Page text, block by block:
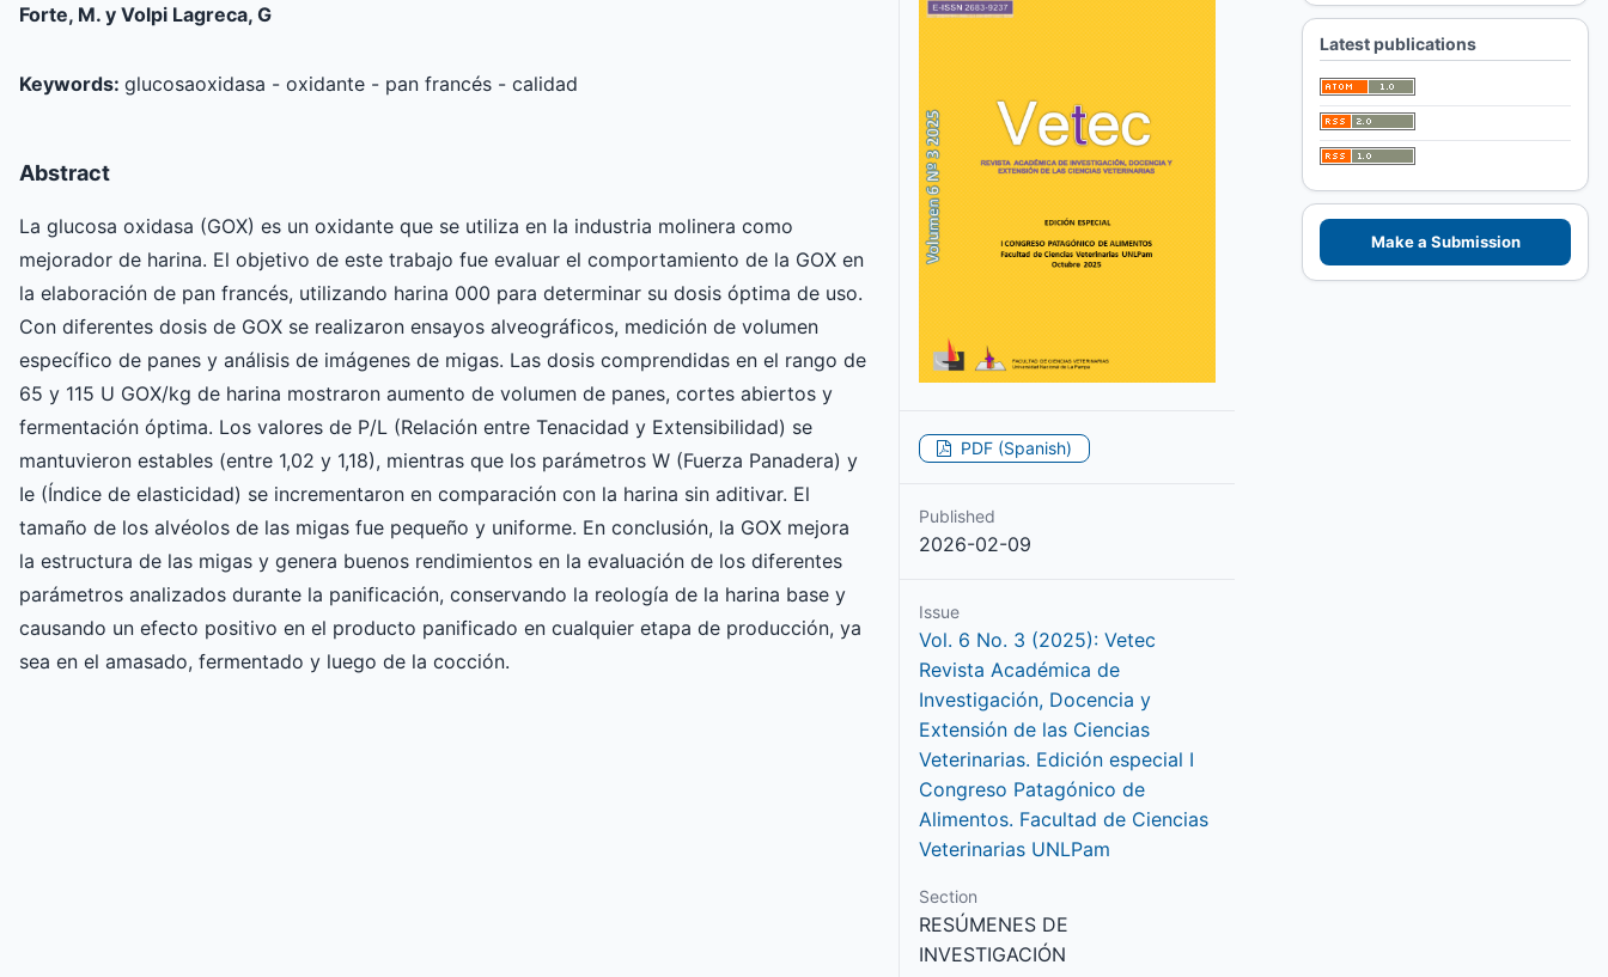
Forte, M. y Volpi Lagreca, G
Keywords: glucosaoxidasa - oxidante - pan francés - calidad
Abstract
La glucosa oxidasa (GOX) es un oxidante que se utiliza en la industria molinera como
mejorador de harina. El objetivo de este trabajo fue evaluar el comportamiento de la GOX en
la elaboración de pan francés, utilizando harina 000 para determinar su dosis óptima de uso.
Con diferentes dosis de GOX se realizaron ensayos alveográficos, medición de volumen
específico de panes y análisis de imágenes de migas. Las dosis comprendidas en el rango de
65 y 115 U GOX/kg de harina mostraron aumento de volumen de panes, cortes abiertos y
fermentación óptima. Los valores de P/L (Relación entre Tenacidad y Extensibilidad) se
mantuvieron estables (entre 1,02 y 1,18), mientras que los parámetros W (Fuerza Panadera) y
Ie (Índice de elasticidad) se incrementaron en comparación con la harina sin aditivar. El
tamaño de los alvéolos de las migas fue pequeño y uniforme. En conclusión, la GOX mejora
la estructura de las migas y genera buenos rendimientos en la evaluación de los diferentes
parámetros analizados durante la panificación, conservando la reología de la harina base y
causando un efecto positivo en el producto panificado en cualquier etapa de producción, ya
sea en el amasado, fermentado y luego de la cocción.
PDF (Spanish)
Published
2026-02-09
Issue
Vol. 6 No. 3 (2025): Vetec
Revista Académica de
Investigación, Docencia y
Extensión de las Ciencias
Veterinarias. Edición especial I
Congreso Patagónico de
Alimentos. Facultad de Ciencias
Veterinarias UNLPam
Section
RESÚMENES DE
INVESTIGACIÓN
Latest publications
Make a Submission